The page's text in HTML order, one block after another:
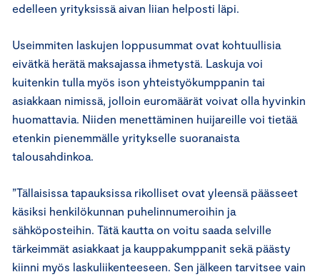
edelleen yrityksissä aivan liian helposti läpi.
Useimmiten laskujen loppusummat ovat kohtuullisia
eivätkä herätä maksajassa ihmetystä. Laskuja voi
kuitenkin tulla myös ison yhteistyökumppanin tai
asiakkaan nimissä, jolloin euromäärät voivat olla hyvinkin
huomattavia. Niiden menettäminen huijareille voi tietää
etenkin pienemmälle yritykselle suoranaista
talousahdinkoa.
”Tällaisissa tapauksissa rikolliset ovat yleensä päässeet
käsiksi henkilökunnan puhelinnumeroihin ja
sähköposteihin. Tätä kautta on voitu saada selville
tärkeimmät asiakkaat ja kauppakumppanit sekä päästy
kiinni myös laskuliikenteeseen. Sen jälkeen tarvitsee vain